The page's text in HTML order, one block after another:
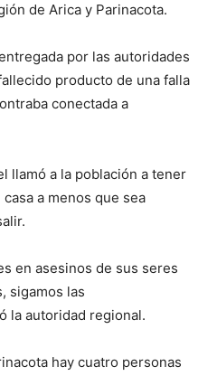
de Arica y Parinacota.
por las autoridades
producto de una falla
conectada a
llamó a la población a tener
a menos que sea
en asesinos de sus seres
sigamos las
la autoridad regional.
hay cuatro personas